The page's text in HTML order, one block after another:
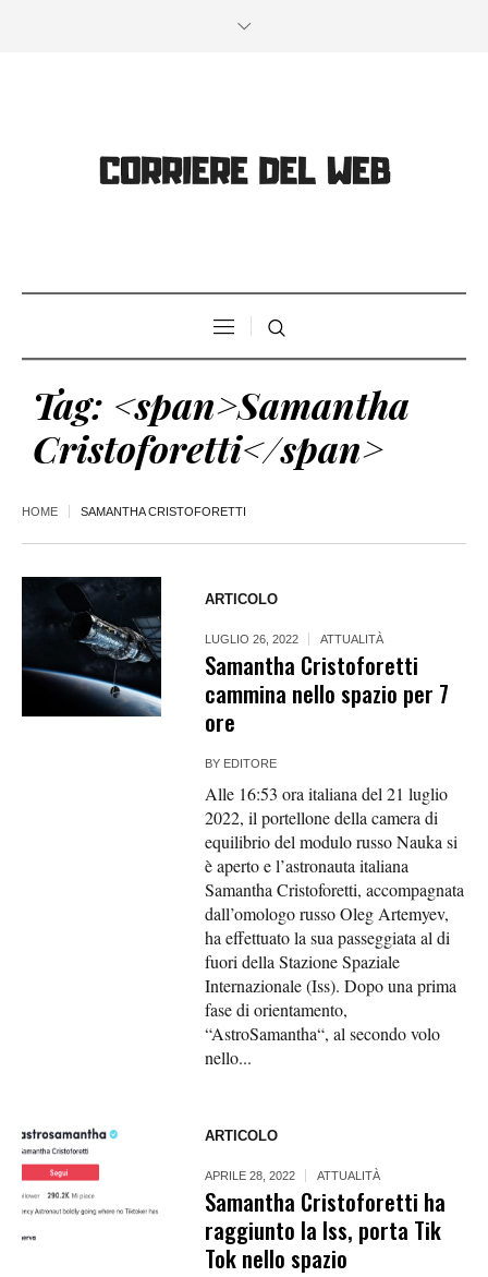
Tag: <span>Samantha
Cristoforetti</span>
HOME SAMANTHA CRISTOFORETTI
ARTICOLO
LUGLIO 26, 2022 ATTUALITÀ
Samantha Cristoforetti
cammina nello spazio per 7
ore
BY EDITORE
Alle 16:53 ora italiana del 21 luglio
2022, il portellone della camera di
equilibrio del modulo russo Nauka si
è aperto e l’astronauta italiana
Samantha Cristoforetti, accompagnata
dall’omologo russo Oleg Artemyev,
ha effettuato la sua passeggiata al di
fuori della Stazione Spaziale
Internazionale (Iss). Dopo una prima
fase di orientamento,
“AstroSamantha“, al secondo volo
nello...
ARTICOLO
APRILE 28, 2022 ATTUALITÀ
Samantha Cristoforetti ha
raggiunto la Iss, porta Tik
Tok nello spazio